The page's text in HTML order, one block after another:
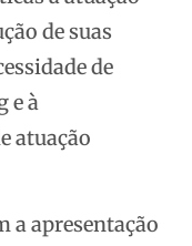
de suas
de
e à
atuação
a apresentação